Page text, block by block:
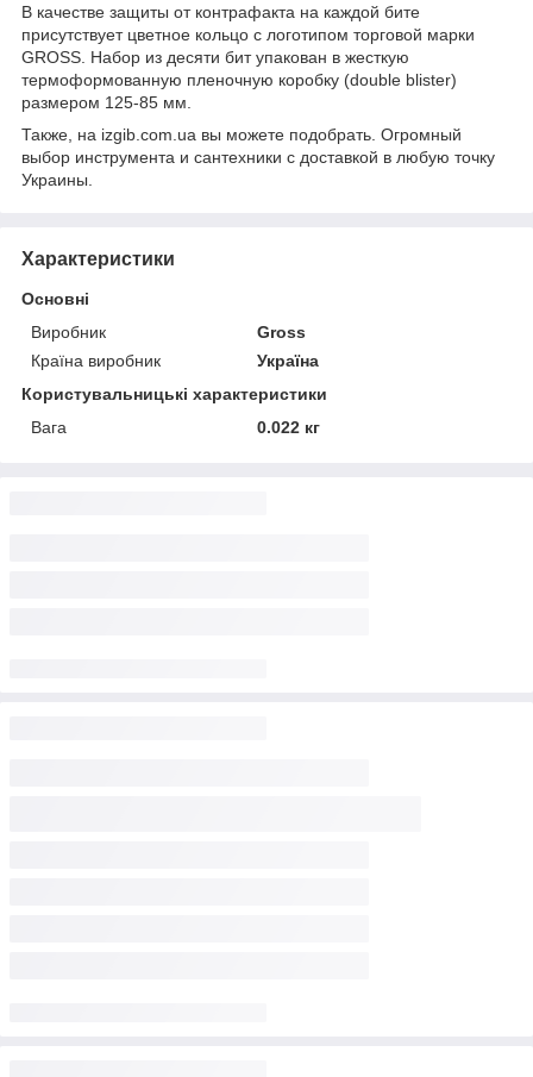
В качестве защиты от контрафакта на каждой бите
присутствует цветное кольцо с логотипом торговой марки
GROSS. Набор из десяти бит упакован в жесткую
термоформованную пленочную коробку (double blister)
размером 125-85 мм.
Также, на izgib.com.ua вы можете подобрать. Огромный
выбор инструмента и сантехники с доставкой в любую точку
Украины.
Характеристики
Основні
Виробник
Gross
Країна виробник
Україна
Користувальницькі характеристики
Вага
0.022 кг